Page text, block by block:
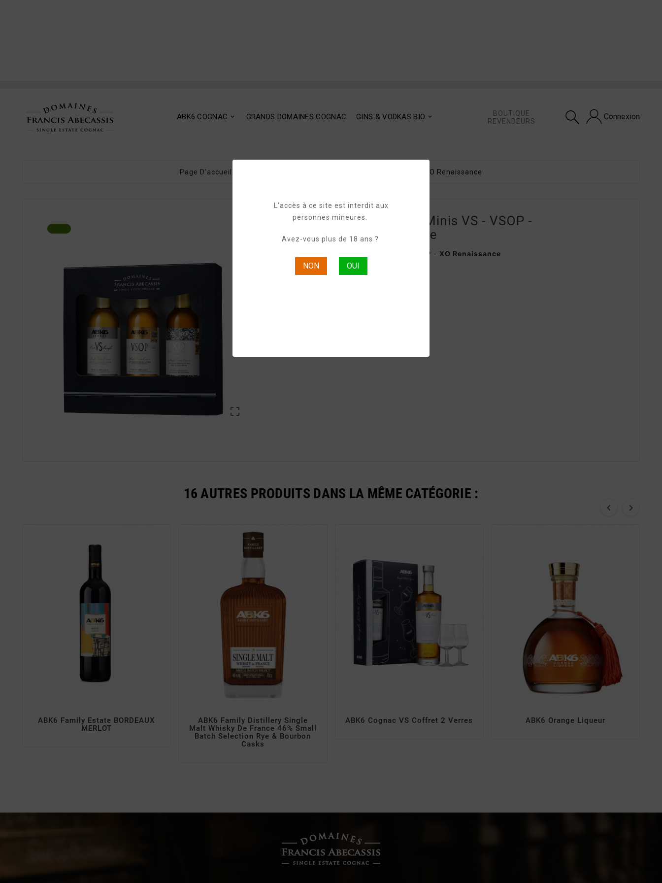
L'accès à ce site est interdit aux
personnes mineures.
Avez-vous plus de 18 ans ?
NON OUI
ABK6 COGNAC GRANDS DOMAINES COGNAC GINS & VODKAS BIO
BOUTIQUE
REVENDEURS
Connexion
Page D'accueil ABK6 Cognac Minis VS - VSOP - XO Renaissance

ABK6 Cognac Minis VS - VSOP -
XO Renaissance
VSOP - XO Renaissance
3x5cl
16 AUTRES PRODUITS DANS LA MÊME CATÉGORIE :
 
ABK6 Family Estate BORDEAUX
MERLOT
ABK6 Family Distillery Single
Malt Whisky De France 46% Small
Batch Selection Rye & Bourbon
Casks
ABK6 Cognac VS Coffret 2 Verres ABK6 Orange Liqueur